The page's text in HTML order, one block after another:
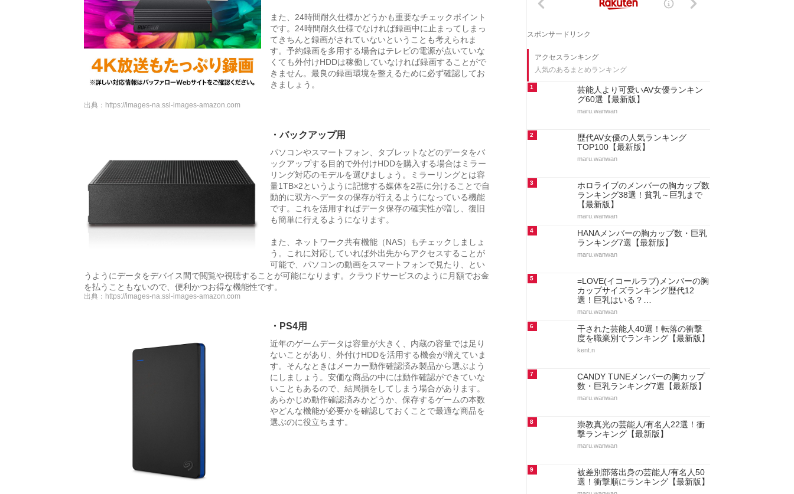
また、24時間耐久仕様かどうかも重要なチェックポイント
です。24時間耐久仕様でなければ録画中に止まってしまっ
てきちんと録画がされていないということも考えられま
す。予約録画を多用する場合はテレビの電源が点いていな
くても外付けHDDは稼働していなければ録画することがで
きません。最良の録画環境を整えるために必ず確認してお
きましょう。
出典： https://images-na.ssl-images-amazon.com
・バックアップ用
パソコンやスマートフォン、タブレットなどのデータをバ
ックアップする目的で外付けHDDを購入する場合はミラー
リング対応のモデルを選びましょう。ミラーリングとは容
量1TB×2というように記憶する媒体を2基に分けることで自
動的に双方へデータの保存が行えるようになっている機能
です。これを活用すればデータ保存の確実性が増し、復旧
も簡単に行えるようになります。
また、ネットワーク共有機能（NAS）もチェックしましょ
う。これに対応していれば外出先からアクセスすることが
可能で、パソコンの動画をスマートフォンで見たり、とい
うようにデータをデバイス間で閲覧や視聴することが可能になります。クラウドサービスのように月額でお金
を払うこともないので、便利かつお得な機能性です。
出典： https://images-na.ssl-images-amazon.com
・PS4用
近年のゲームデータは容量が大きく、内蔵の容量では足り
ないことがあり、外付けHDDを活用する機会が増えていま
す。そんなときはメーカー動作確認済み製品から選ぶよう
にしましょう。安価な商品の中には動作確認ができていな
いこともあるので、結局損をしてしまう場合があります。
あらかじめ動作確認済みかどうか、保存するゲームの本数
やどんな機能が必要かを確認しておくことで最適な商品を
選ぶのに役立ちます。
スポンサードリンク
アクセスランキング
人気のあるまとめランキング
1
芸能人より可愛いAV女優ランキン
グ60選【最新版】
maru.wanwan
2
歴代AV女優の人気ランキング
TOP100【最新版】
maru.wanwan
3
ホロライブのメンバーの胸カップ数
ランキング38選！貧乳～巨乳まで
【最新版】
maru.wanwan
4
HANAメンバーの胸カップ数・巨乳
ランキング7選【最新版】
maru.wanwan
5
=LOVE(イコールラブ)メンバーの胸
カップサイズランキング歴代12
選！巨乳はいる？…
maru.wanwan
6
干された芸能人40選！転落の衝撃
度を職業別でランキング【最新版】
kent.n
7
CANDY TUNEメンバーの胸カップ
数・巨乳ランキング7選【最新版】
maru.wanwan
8
崇教真光の芸能人/有名人22選！衝
撃ランキング【最新版】
maru.wanwan
9
被差別部落出身の芸能人/有名人50
選！衝撃順にランキング【最新版】